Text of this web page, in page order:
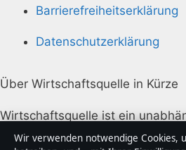
Barrierefreiheitserklärung
Datenschutzerklärung
Über Wirtschaftsquelle in Kürze
Wirtschaftsquelle ist ein
Nachrichtenanbieter mit Fokus
Wir verwenden notwendige Cookies,